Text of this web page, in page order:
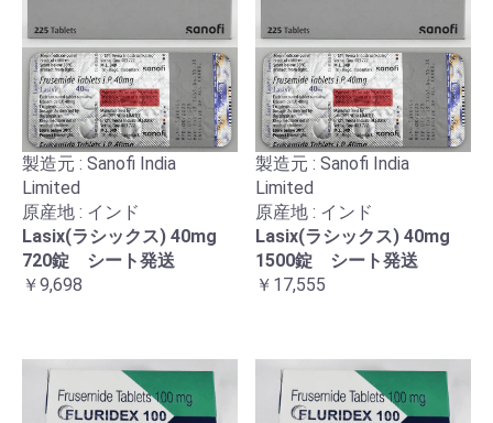
製造元 : Sanofi India
Limited
原産地 : インド
Lasix(ラシックス) 40mg
720錠 シート発送
￥9,698
製造元 : Sanofi India
Limited
原産地 : インド
Lasix(ラシックス) 40mg
1500錠 シート発送
￥17,555